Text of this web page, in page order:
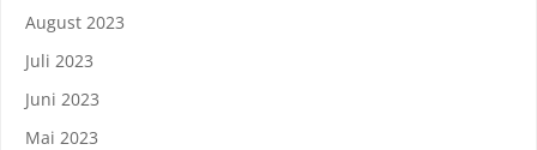
August 2023
Juli 2023
Juni 2023
Mai 2023